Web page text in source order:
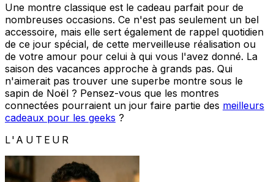
Une montre classique est le cadeau parfait pour de
nombreuses occasions. Ce n'est pas seulement un bel
accessoire, mais elle sert également de rappel quotidien
de ce jour spécial, de cette merveilleuse réalisation ou
de votre amour pour celui à qui vous l'avez donné. La
saison des vacances approche à grands pas. Qui
n'aimerait pas trouver une superbe montre sous le
sapin de Noël ? Pensez-vous que les montres
connectées pourraient un jour faire partie des meilleurs
cadeaux pour les geeks ?
L'AUTEUR